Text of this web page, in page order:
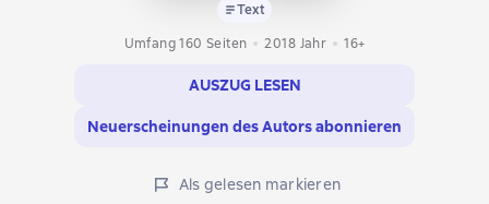
Text
Umfang 160 Seiten
2018 Jahr 16+
AUSZUG LESEN
Neuerscheinungen des Autors abonnieren
Als gelesen markieren